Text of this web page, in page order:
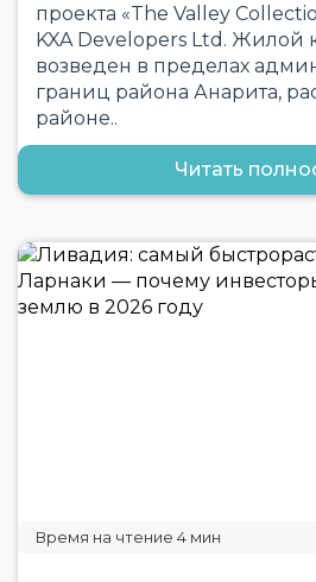
проекта «The Valley
KXA Developers Ltd. Жилой
возведен в пределах
границ района Анарита,
районе..
Читать